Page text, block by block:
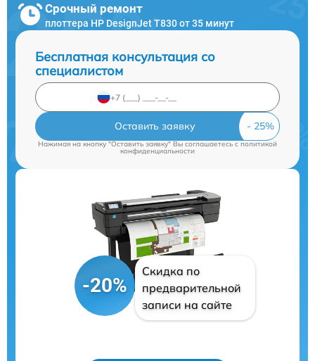
Срочный ремонт
плоттера HP DesignJet T830 от 35 минут
Бесплатная консультация со
специалистом
Оставить заявку
Нажимая на кнопку "Оставить заявку" Вы соглашаетесь cполитикой
конфиденциальности
-20%
Скидка по
предварительной
записи на сайте